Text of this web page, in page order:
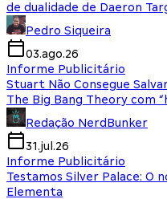
de dualidade de Daeron
Pedro Siqueira
03.ago.26
Informe Publicitário
Stuart Não Consegue
The Big Bang Theory com
Redação NerdBunker
31.jul.26
Informe Publicitário
Testamos Silver Palace: O
Elementa